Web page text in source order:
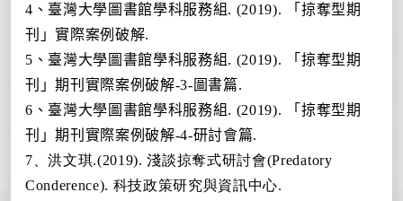
4、 臺灣大學圖書館學科服務組. (2019).
「掠奪型期
刊」實際案例破解.
5、 臺灣大學圖書館學科服務組. (2019).
「掠奪型期
刊」期刊實際案例破解-3- 圖書篇.
6、 臺灣大學圖書館學科服務組. (2019).
「掠奪型期
刊」期刊實際案例破解-4-研討會篇.
7、洪文琪.(2019). 淺談掠奪式研討會(Predatory
Conderence). 科技政策研究與資訊中心.